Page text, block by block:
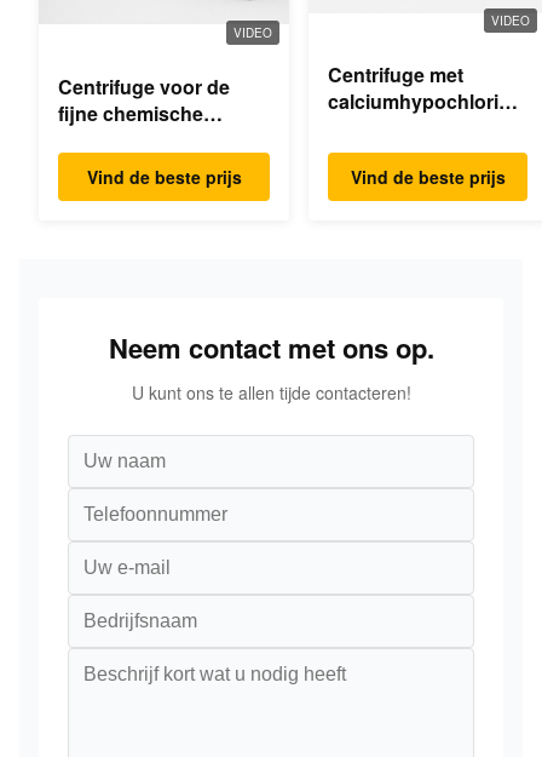
VIDEO
Centrifuge voor de
fijne chemische
Vind de beste prijs
VIDEO
Centrifuge met
calciumhypochloride-
Vind de beste prijs
Neem contact met ons op.
U kunt ons te allen tijde contacteren!